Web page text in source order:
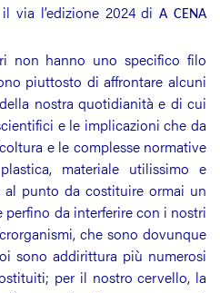
via l’edizione 2024 diA CENA
non hanno uno specifico filo
piuttosto di affrontare alcuni
nostra quotidianità e di cui
e le implicazioni che da
e le complesse normative
materiale utilissimo e
punto da costituire ormai un
da interferire con i nostri
che sono dovunque
sono addirittura più numerosi
per il nostro cervello, la